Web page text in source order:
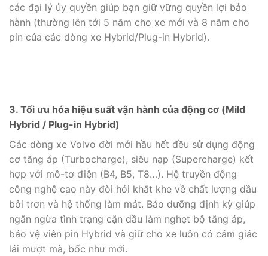
các đại lý ủy quyền giúp bạn giữ vững quyền lợi bảo
hành (thường lên tới 5 năm cho xe mới và 8 năm cho
pin của các dòng xe Hybrid/Plug-in Hybrid).
3. Tối ưu hóa hiệu suất vận hành của động cơ (Mild
Hybrid / Plug-in Hybrid)
Các dòng xe Volvo đời mới hầu hết đều sử dụng động
cơ tăng áp (Turbocharge), siêu nạp (Supercharge) kết
hợp với mô-tơ điện (B4, B5, T8…). Hệ truyền động
công nghệ cao này đòi hỏi khắt khe về chất lượng dầu
bôi trơn và hệ thống làm mát. Bảo dưỡng định kỳ giúp
ngăn ngừa tình trạng cặn dầu làm nghẹt bộ tăng áp,
bảo vệ viên pin Hybrid và giữ cho xe luôn có cảm giác
lái mượt mà, bốc như mới.